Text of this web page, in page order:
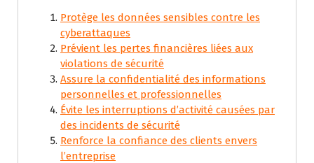
Protège les données sensibles contre les
cyberattaques
Prévient les pertes financières liées aux
violations de sécurité
Assure la confidentialité des informations
personnelles et professionnelles
Évite les interruptions d’activité causées par
des incidents de sécurité
Renforce la confiance des clients envers
l’entreprise